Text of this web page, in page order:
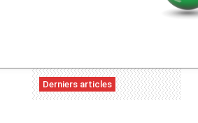
Derniers articles